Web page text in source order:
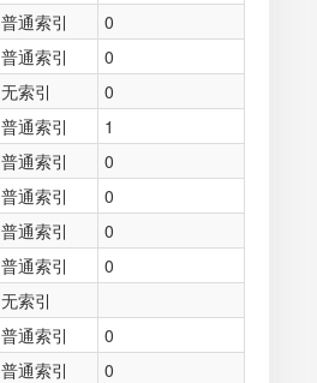
普通索引
0
普通索引
0
无索引
0
普通索引
1
普通索引
0
普通索引
0
普通索引
0
普通索引
0
无索引
普通索引
0
普通索引
0